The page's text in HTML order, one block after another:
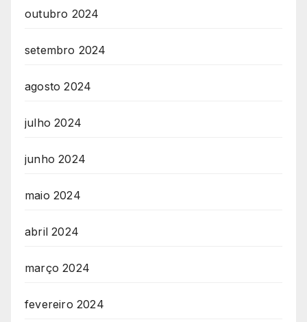
outubro 2024
setembro 2024
agosto 2024
julho 2024
junho 2024
maio 2024
abril 2024
março 2024
fevereiro 2024